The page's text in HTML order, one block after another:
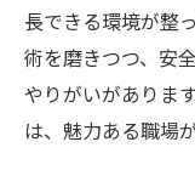
長できる環境が整
術を磨きつつ、安
やりがいがありま
は、魅力ある職場